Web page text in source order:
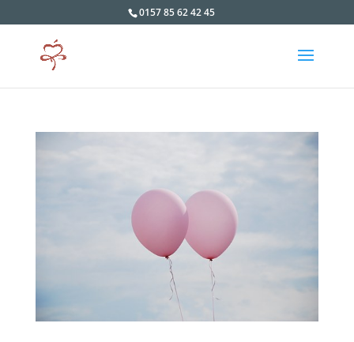
0157 85 62 42 45